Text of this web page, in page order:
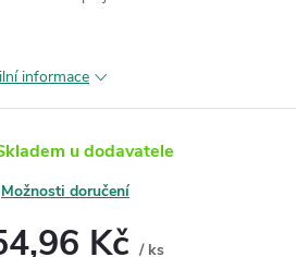
informace
u dodavatele
Možnosti doručení
Kč / ks